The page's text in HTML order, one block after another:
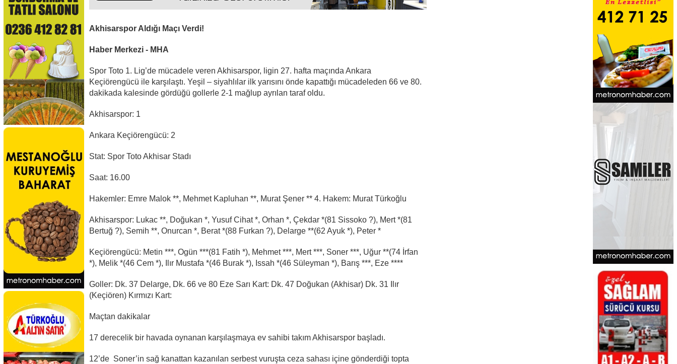
Akhisarspor Aldığı Maçı Verdi!
Haber Merkezi - MHA
Spor Toto 1. Lig’de mücadele veren Akhisarspor, ligin 27. hafta maçında Ankara
Keçiörengücü ile karşılaştı. Yeşil – siyahlılar ilk yarısını önde kapattığı mücadeleden 66 ve 80.
dakikada kalesinde gördüğü gollerle 2-1 mağlup ayrılan taraf oldu.
Akhisarspor: 1
Ankara Keçiörengücü: 2
Stat: Spor Toto Akhisar Stadı
Saat: 16.00
Hakemler: Emre Malok **, Mehmet Kapluhan **, Murat Şener ** 4. Hakem: Murat Türkoğlu
Akhisarspor: Lukac **, Doğukan *, Yusuf Cihat *, Orhan *, Çekdar *(81 Sissoko ?), Mert *(81
Bertuğ ?), Semih **, Onurcan *, Berat *(88 Furkan ?), Delarge **(62 Ayuk *), Peter *
Keçiörengücü: Metin ***, Ogün ***(81 Fatih *), Mehmet ***, Mert ***, Soner ***, Uğur **(74 İrfan
*), Melik *(46 Cem *), Ilır Mustafa *(46 Burak *), Issah *(46 Süleyman *), Barış ***, Eze ****
Goller: Dk. 37 Delarge, Dk. 66 ve 80 Eze Sarı Kart: Dk. 47 Doğukan (Akhisar) Dk. 31 Ilır
(Keçiören) Kırmızı Kart:
Maçtan dakikalar
17 derecelik bir havada oynanan karşılaşmaya ev sahibi takım Akhisarspor başladı.
12’de Soner’in sağ kanattan kazanılan serbest vuruşta ceza sahası içine gönderdiği topta